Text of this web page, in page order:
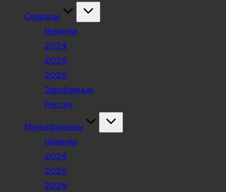
Сериалы
Новинки
2024
2025
2026
Зарубежные
Россия
Мультфильмы
Новинки
2024
2025
2026